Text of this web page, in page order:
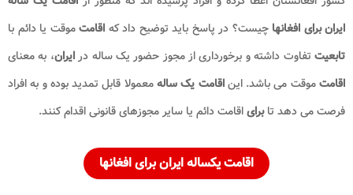
ایران برای افغانهاچیست؟ در پاسخ باید توضیح داد که اقامتموقت یا دائم با
تابعیت تفاوت داشته و برخورداری از مجوز حضور یک ساله درایران، به معنای
اقامتموقت می باشد. ایناقامت یکسالهمعمولا قابل تمدید بوده و به افراد
فرصت می دهد تابرایاقامت دائم یا سایر مجوزهای قانونی اقدام کنند.
اقامت یکساله ایران برای افغانها